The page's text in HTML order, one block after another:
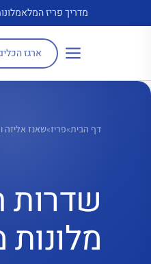
מדריך פריז המלא
ארגז
דף הבית»פריז»שאנז אליזה
שדרות